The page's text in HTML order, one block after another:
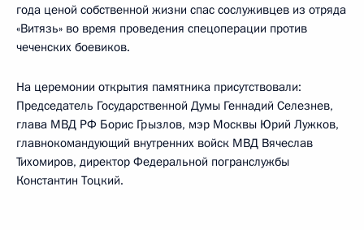
года ценой собственной жизни спас сослуживцев из отряда
«Витязь» во время проведения спецоперации против
чеченских боевиков.
На церемонии открытия памятника присутствовали:
Председатель Государственной Думы Геннадий Селезнев,
глава МВД РФ Борис Грызлов, мэр Москвы Юрий Лужков,
главнокомандующий внутренних войск МВД Вячеслав
Тихомиров, директор Федеральной погранслужбы
Константин Тоцкий.